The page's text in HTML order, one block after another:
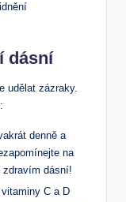
dásní
udělat zázraky.
denně a
na
dásní!
C a D